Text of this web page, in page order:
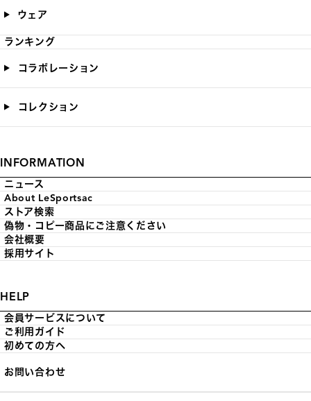
ウェア
ランキング
コラボレーション
コレクション
INFORMATION
ニュース
About LeSportsac
ストア検索
偽物・コピー商品にご注意ください
会社概要
採用サイト
HELP
会員サービスについて
ご利用ガイド
初めての方へ
お問い合わせ